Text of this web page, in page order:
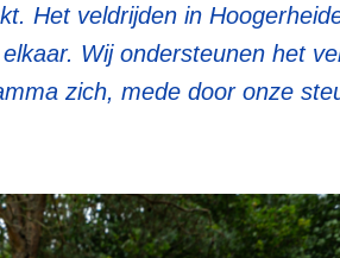
Het veldrijden in
Wij ondersteunen het
zich, mede door onze